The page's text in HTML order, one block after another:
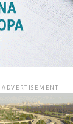
ADVERTISEMENT